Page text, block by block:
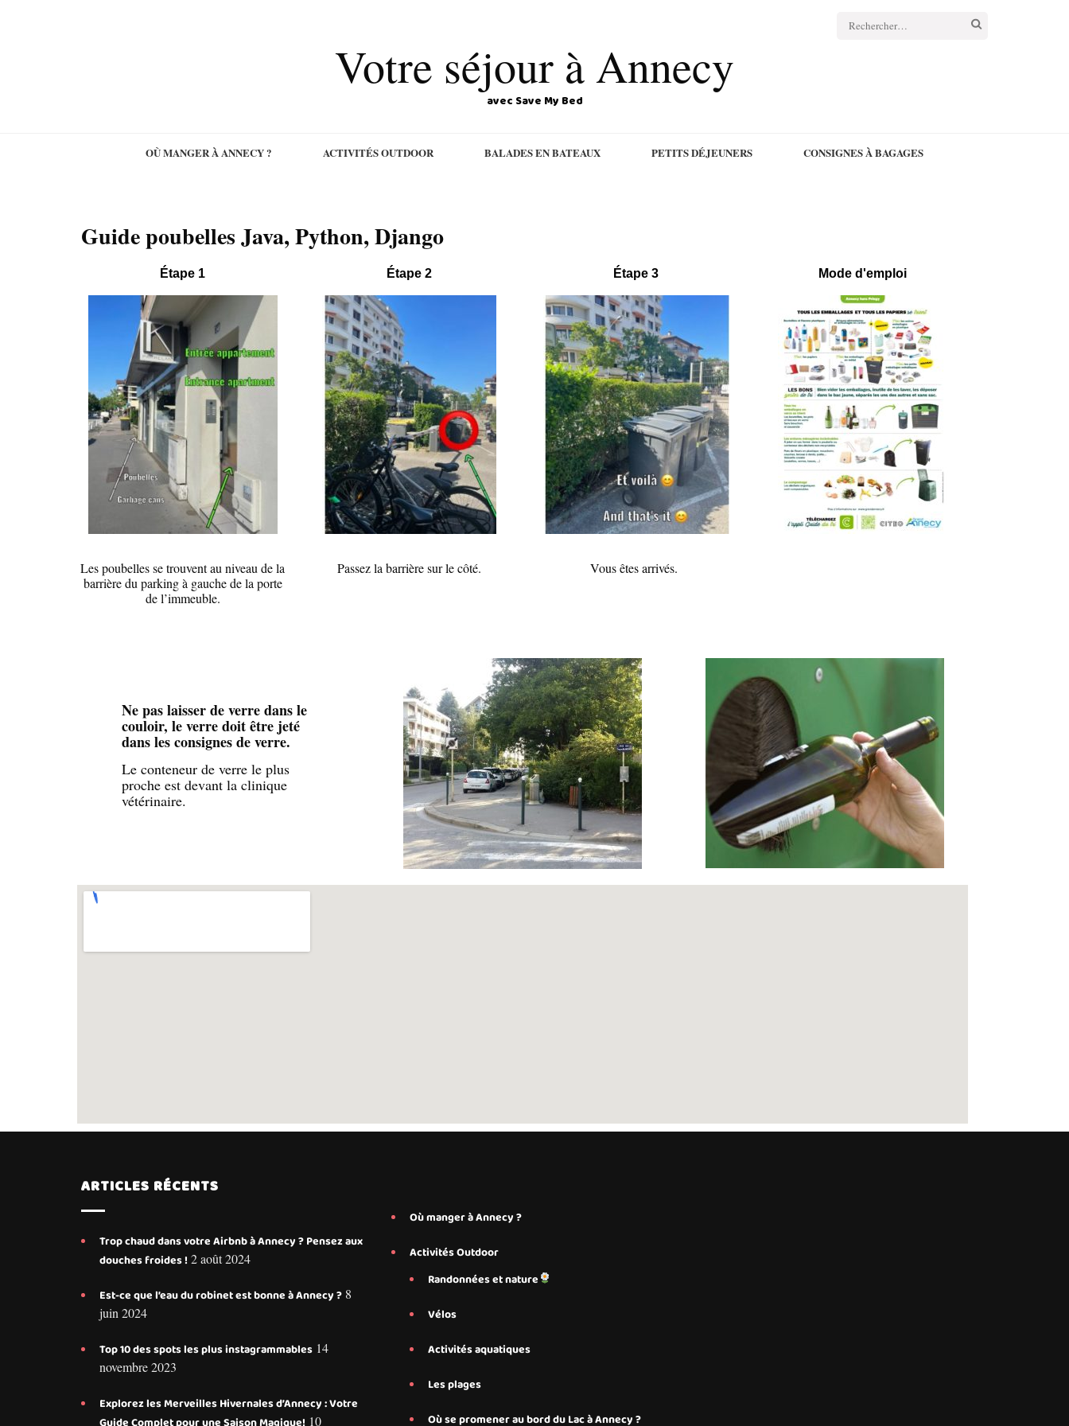
Votre séjour à Annecy
avec Save My Bed
OÙ MANGER À ANNECY ? ACTIVITÉS OUTDOOR BALADES EN BATEAUX PETITS DÉJEUNERS CONSIGNES À BAGAGES
Guide poubelles Java, Python, Django
Étape 1
Les poubelles se trouvent au niveau de la
barrière du parking à gauche de la porte
de l’immeuble.
Étape 2
Passez la barrière sur le côté.
Étape 3
Vous êtes arrivés.
Mode d'emploi
Ne pas laisser de verre dans le
couloir, le verre doit être jeté
dans les consignes de verre.
Le conteneur de verre le plus
proche est devant la clinique
vétérinaire.
ARTICLES RÉCENTS
Trop chaud dans votre Airbnb à Annecy ? Pensez aux
douches froides ! 2 août 2024
Est-ce que l’eau du robinet est bonne à Annecy ? 8
juin 2024
Top 10 des spots les plus instagrammables 14
novembre 2023
Explorez les Merveilles Hivernales d’Annecy : Votre
Guide Complet pour une Saison Magique! 10
Où manger à Annecy ?
Activités Outdoor
Randonnées et nature
Vélos
Activités aquatiques
Les plages
Où se promener au bord du Lac à Annecy ?